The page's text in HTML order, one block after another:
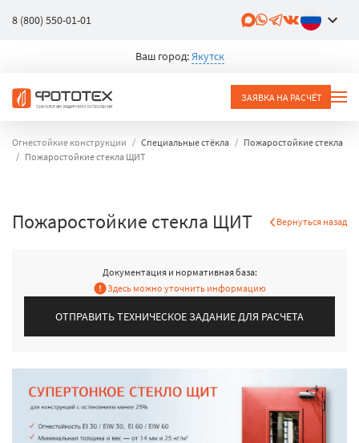
8 (800) 550-01-01
Ваш город:Якутск
ЗАЯВКА НА РАСЧЁТ
Огнестойкие конструкции Специальные стёкла
Пожаростойкие стекла
Пожаростойкие стекла ЩИТ
Пожаростойкие стекла ЩИТ Вернуться назад
Документация и нормативная база:
Здесь можно уточнить информацию
ОТПРАВИТЬ ТЕХНИЧЕСКОЕ ЗАДАНИЕ ДЛЯ РАСЧЕТА